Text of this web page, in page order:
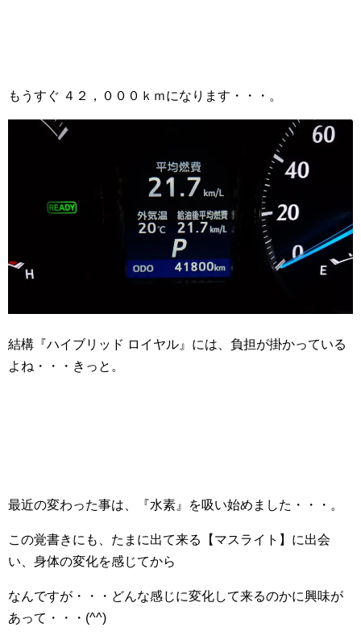
もうすぐ ４２，０００ｋｍになります・・・。
結構『ハイブリッド ロイヤル』には、負担が掛かっている
よね・・・きっと。
最近の変わった事は、『水素』を吸い始めました・・・。
この覚書きにも、たまに出て来る【マスライト】に出会
い、身体の変化を感じてから
なんですが・・・どんな感じに変化して来るのかに興味が
あって・・・(^^)